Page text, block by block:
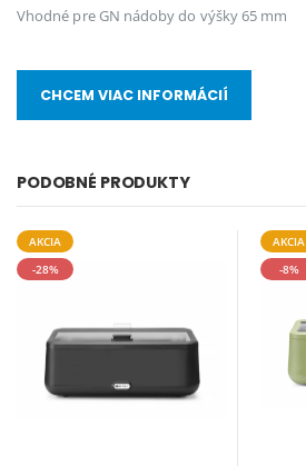
Vhodné pre GN nádoby do výšky 65 mm
CHCEM VIAC INFORMÁCIÍ
PODOBNÉ PRODUKTY
AKCIA
-28%
AKCIA
-8%